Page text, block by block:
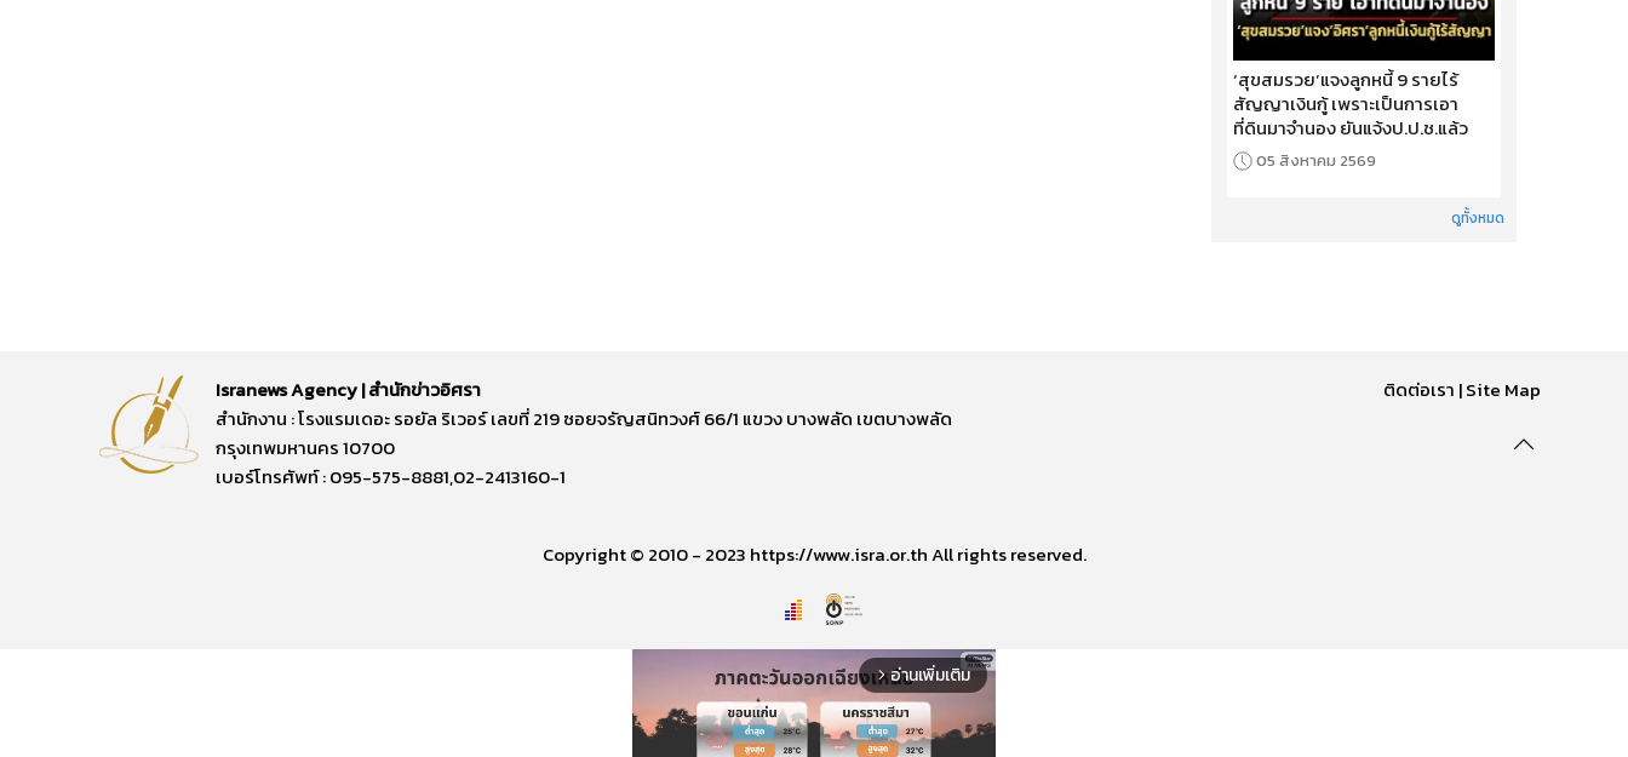
‘สุขสมรวย’แจงลูกหนี้ 9 รายไร้
สัญญาเงินกู้ เพราะเป็นการเอา
ที่ดินมาจำนอง ยันแจ้งป.ป.ช.แล้ว
05 สิงหาคม 2569
ดูทั้งหมด
Isranews Agency | สำนักข่าวอิศรา
สำนักงาน : โรงแรมเดอะ รอยัล ริเวอร์ เลขที่ 219 ซอยจรัญสนิทวงศ์ 66/1 แขวง บางพลัด เขตบางพลัด
กรุงเทพมหานคร 10700
เบอร์โทรศัพท์ : 095-575-8881,02-2413160-1
ติดต่อเรา |Site Map
Copyright © 2010 - 2023 https://www.isra.or.th All rights reserved.
arrow_forward_ios อ่านเพิ่มเติม